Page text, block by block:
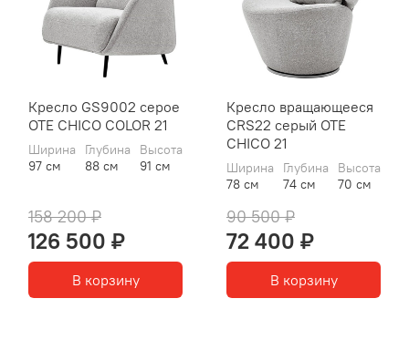
Кресло GS9002 серое
OTE CHICO COLOR 21
Ширина
97 см
Глубина
88 см
Высота
91 см
158 200 ₽
126 500 ₽
В корзину
Кресло вращающееся
CRS22 серый OTE
CHICO 21
Ширина
78 см
Глубина
74 см
Высота
70 см
90 500 ₽
72 400 ₽
В корзину